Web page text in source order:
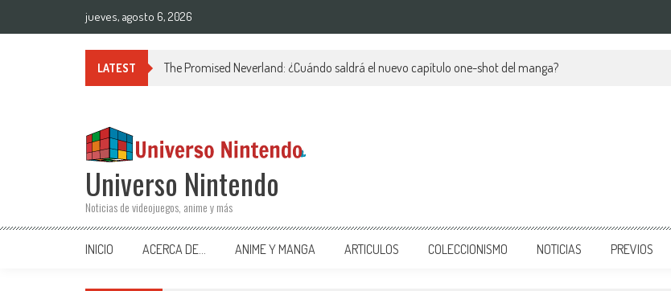
jueves, agosto 6, 2026
LATEST The Promised Neverland: ¿Cuándo saldrá el nuevo capítulo one-shot del manga?
Universo Nintendo
Noticias de videojuegos, anime y más
INICIO ACERCA DE… ANIME Y MANGA ARTICULOS COLECCIONISMO NOTICIAS PREVIOS